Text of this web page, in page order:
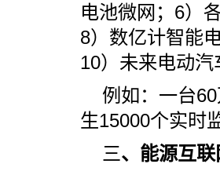
电池微网；6）
8）数亿计智能
10）未来电动汽
例如：一台
生15000个实时
三、能源互